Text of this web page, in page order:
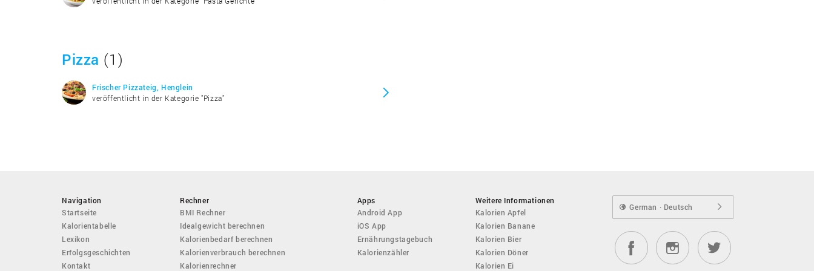
Pizza (1)
Frischer Pizzateig, Henglein
veröffentlicht in der Kategorie "Pizza"
Navigation
Startseite
Kalorientabelle
Lexikon
Erfolgsgeschichten
Kontakt
Rechner
BMI Rechner
Idealgewicht berechnen
Kalorienbedarf berechnen
Kalorienverbrauch berechnen
Kalorienrechner
Apps
Android App
iOS App
Ernährungstagebuch
Kalorienzähler
Weitere Informationen
Kalorien Apfel
Kalorien Banane
Kalorien Bier
Kalorien Döner
Kalorien Ei
German · Deutsch